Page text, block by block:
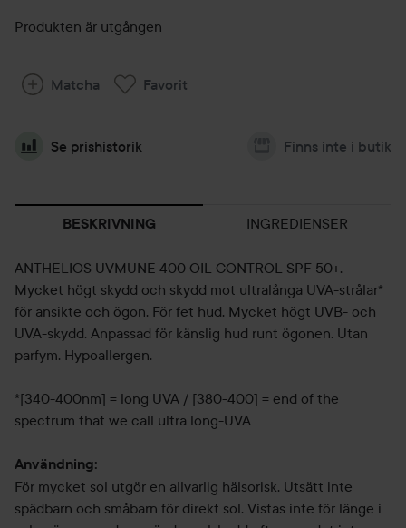
Produkten är utgången
Matcha Favorit
Se prishistorik Finns inte i butik
BESKRIVNING INGREDIENSER
ANTHELIOS UVMUNE 400 OIL CONTROL SPF 50+.
Mycket högt skydd och skydd mot ultralånga UVA-strålar*
för ansikte och ögon. För fet hud. Mycket högt UVB- och
UVA-skydd. Anpassad för känslig hud runt ögonen. Utan
parfym. Hypoallergen.
*[340-400nm] = long UVA / [380-400] = end of the
spectrum that we call ultra long-UVA
Användning:
För mycket sol utgör en allvarlig hälsorisk. Utsätt inte
spädbarn och småbarn för direkt sol. Vistas inte för länge i